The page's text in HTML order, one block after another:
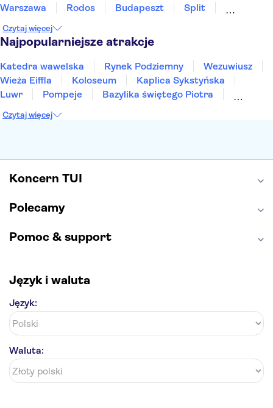
Warszawa
Rodos Budapeszt
Split
Sopot
Gdynia Zakopane
Czytaj więcej
Najpopularniejsze atrakcje
Katedra wawelska Rynek Podziemny
Wezuwiusz
Wieża Eiffla
Koloseum
Kaplica Sykstyńska
Luwr
Pompeje
Bazylika świętego Piotra
Etna
Wawel
Czytaj więcej
Koncern TUI
Polecamy
Pomoc & support
Język i waluta
Język:
Waluta: